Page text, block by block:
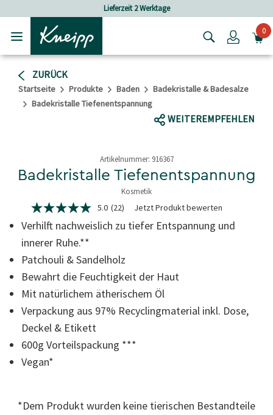
Versandkostenfrei ab 25 € Bestellwert
Login0
ZURÜCK
Startseite Produkte Baden
Badekristalle & Badesalze
Badekristalle Tiefenentspannung
WEITEREMPFEHLEN
Artikelnummer: 916367
Badekristalle Tiefenentspannung
Kosmetik
5 von 5 Sternen
5.0
von
5
Sternen,
der
Bewertung.
Read
22
Reviews.
Link
auf
derselben
Seite.
5.0 (22) Jetzt Produkt bewerten
Verhilft nachweislich zu tiefer Entspannung und
innerer Ruhe.**
Patchouli & Sandelholz
Bewahrt die Feuchtigkeit der Haut
Mit natürlichem ätherischem Öl
Verpackung aus 97% Recyclingmaterial inkl. Dose,
Deckel & Etikett
600g Vorteilspackung ***
Vegan*
*Dem Produkt wurden keine tierischen Bestandteile